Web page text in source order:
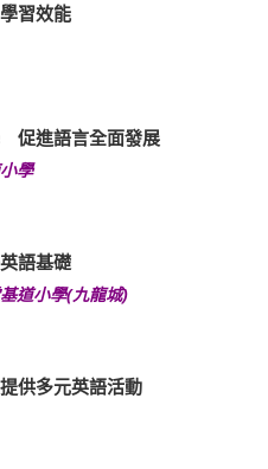
習效能
進語言全面發展
學
語基礎
道小學(九龍城)
供多元英語活動